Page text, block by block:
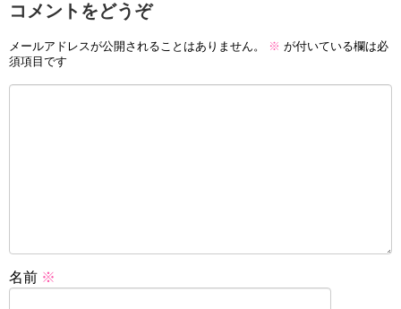
コメントをどうぞ
メールアドレスが公開されることはありません。 ※ が付いている欄は必
須項目です
名前 ※